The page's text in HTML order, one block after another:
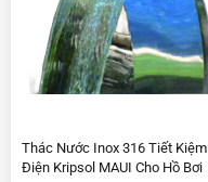
Thác Nước Inox 316 Tiết Kiệm
Điện Kripsol MAUI Cho Hồ Bơi